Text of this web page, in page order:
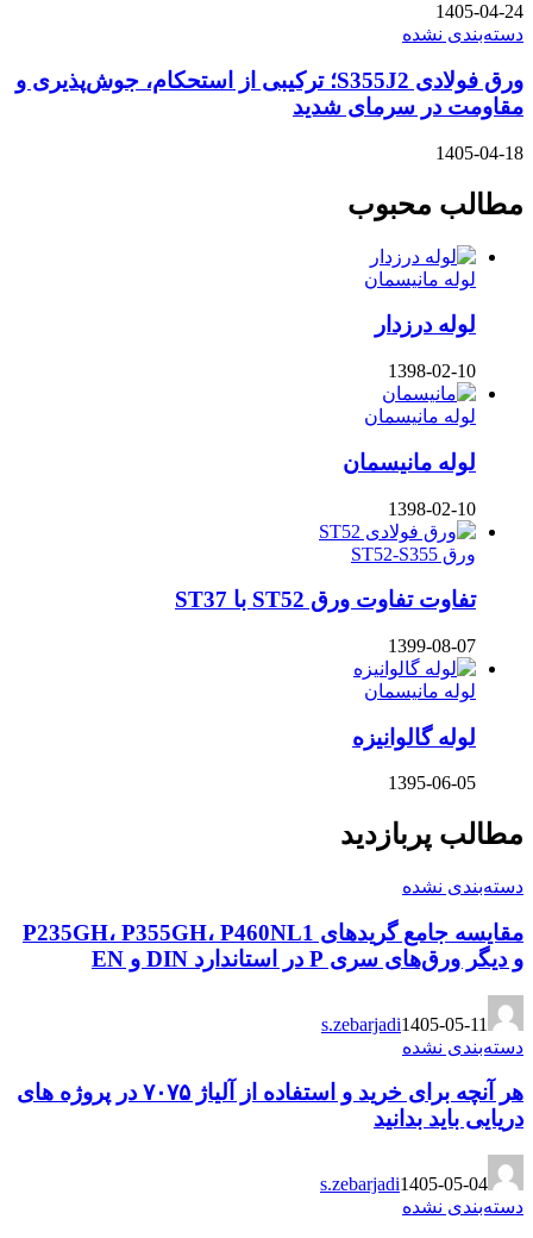
1405-04-24
دسته‌بندی نشده
ورق فولادی S355J2؛ ترکیبی از استحکام، جوش‌پذیری و
مقاومت در سرمای شدید
1405-04-18
مطالب محبوب
لوله مانیسمان
لوله درزدار
1398-02-10
لوله مانیسمان
لوله مانیسمان
1398-02-10
ورق ST52-S355
تفاوت تفاوت ورق ST52 با ST37
1399-08-07
لوله مانیسمان
لوله گالوانیزه
1395-06-05
مطالب پربازدید
دسته‌بندی نشده
مقایسه جامع گریدهای P235GH، P355GH، P460NL1
و دیگر ورق‌های سری P در استاندارد DIN و EN
s.zebarjadi1405-05-11
دسته‌بندی نشده
هر آنچه برای خرید و استفاده از آلیاژ ۷۰۷۵ در پروژه های
دریایی باید بدانید
s.zebarjadi1405-05-04
دسته‌بندی نشده